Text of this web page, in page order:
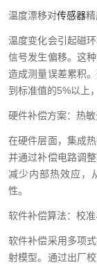
温度漂移对传感器
温度变化会引起磁
信号发生偏移。这
造成测量误差累积
到标准值的5%以上
硬件补偿方案：热
在硬件层面，集成
并通过补偿电路调
减少内部热效应，
性。
软件补偿算法：校
软件补偿采用多项
射模型。通过出厂